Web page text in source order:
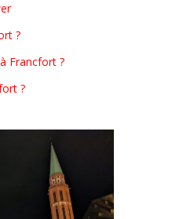
?
Francfort ?
?